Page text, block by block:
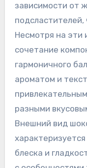
зависимости от
подсластителей,
Несмотря на эти
сочетание
гармоничного
ароматом и
разными
Внешний вид
блеска и